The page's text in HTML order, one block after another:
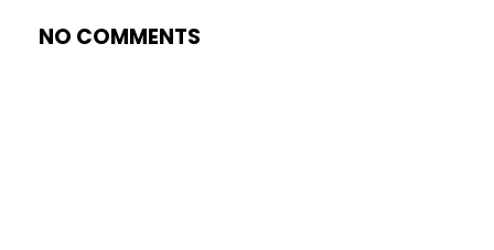
NO COMMENTS